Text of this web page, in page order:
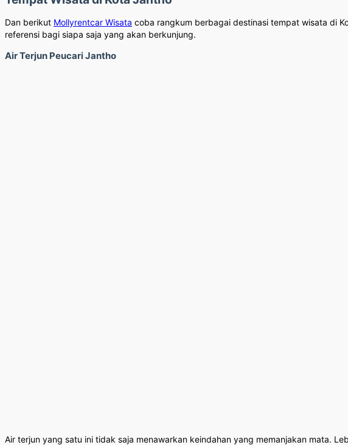
Dan berikut Mollyrentcar Wisata coba rangkum berbagai destinasi tempat wisata di
referensi bagi siapa saja yang akan berkunjung.
Air Terjun Peucari Jantho
Air terjun yang satu ini tidak saja menawarkan keindahan yang memanjakan mata.